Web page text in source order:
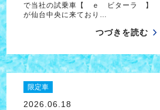
で当社の試乗車【 ｅ ビターラ 】
が仙台中央に来ており…
つづきを読む
限定車
2026.06.18